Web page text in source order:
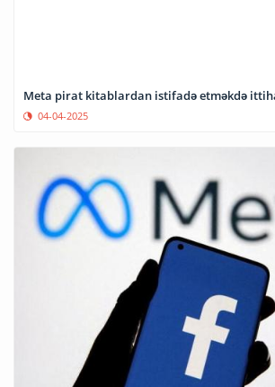
Meta pirat kitablardan istifadə etməkdə
04-04-2025